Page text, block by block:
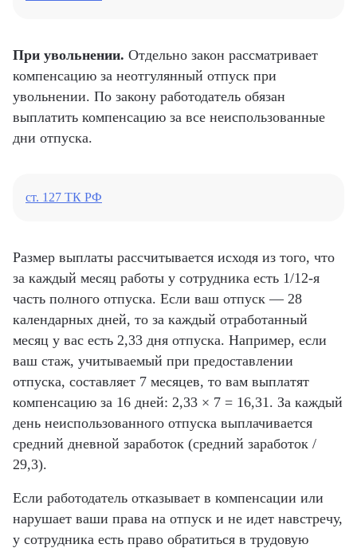
При увольнении. Отдельно закон рассматривает
компенсацию за неотгулянный отпуск при
увольнении. По закону работодатель обязан
выплатить компенсацию за все неиспользованные
дни отпуска.
ст. 127 ТК РФ
Размер выплаты рассчитывается исходя из того, что
за каждый месяц работы у сотрудника есть 1/12-я
часть полного отпуска. Если ваш отпуск — 28
календарных дней, то за каждый отработанный
месяц у вас есть 2,33 дня отпуска. Например, если
ваш стаж, учитываемый при предоставлении
отпуска, составляет 7 месяцев, то вам выплатят
компенсацию за 16 дней: 2,33 × 7 = 16,31. За каждый
день неиспользованного отпуска выплачивается
средний дневной заработок (средний заработок /
29,3).
Если работодатель отказывает в компенсации или
нарушает ваши права на отпуск и не идет навстречу,
у сотрудника есть право обратиться в трудовую